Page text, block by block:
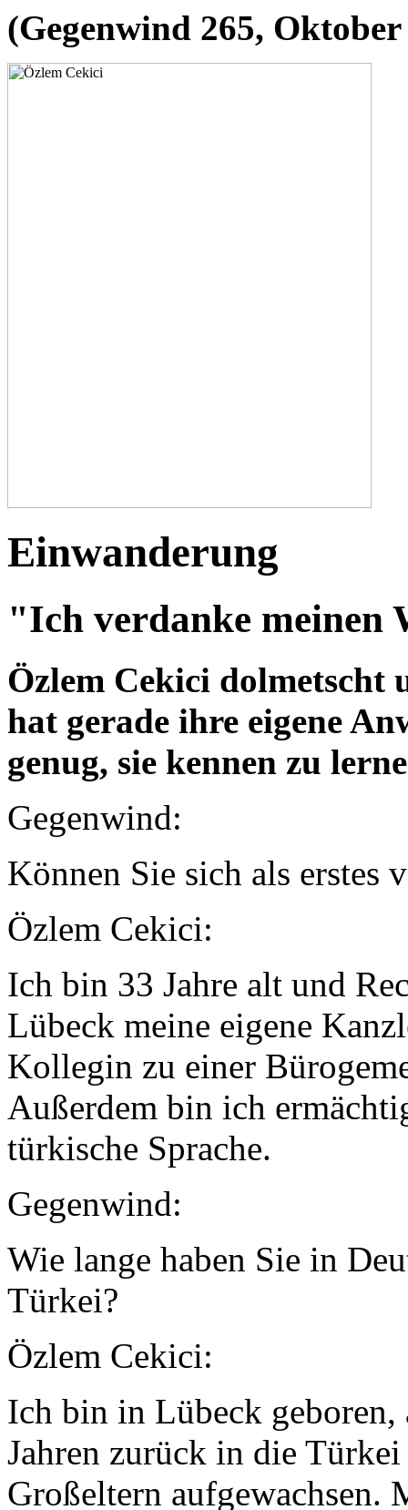
(Gegenwind 265, Oktober
Einwanderung
"Ich verdanke meinen
Özlem Cekici dolmetscht
hat gerade ihre eigene
genug, sie kennen zu
Gegenwind:
Können Sie sich als erstes
Özlem Cekici:
Ich bin 33 Jahre alt und
Lübeck meine eigene
Kollegin zu einer
Außerdem bin ich
türkische Sprache.
Gegenwind:
Wie lange haben Sie in
Türkei?
Özlem Cekici:
Ich bin in Lübeck
Jahren zurück in die
Großeltern aufgewachsen.